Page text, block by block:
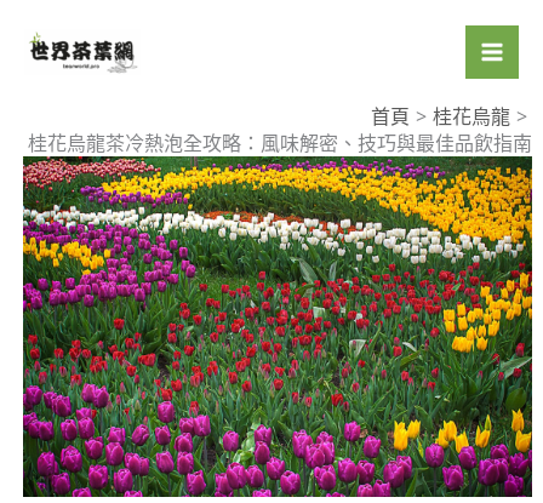
首頁
桂花烏龍
桂花烏龍茶冷熱泡全攻略：風味解密、技巧與最佳品飲指南